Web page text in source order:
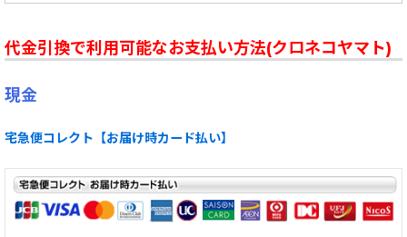
代金引換で利用可能なお支払い方法(クロネコヤマト)
現金
宅急便コレクト【お届け時カード払い】